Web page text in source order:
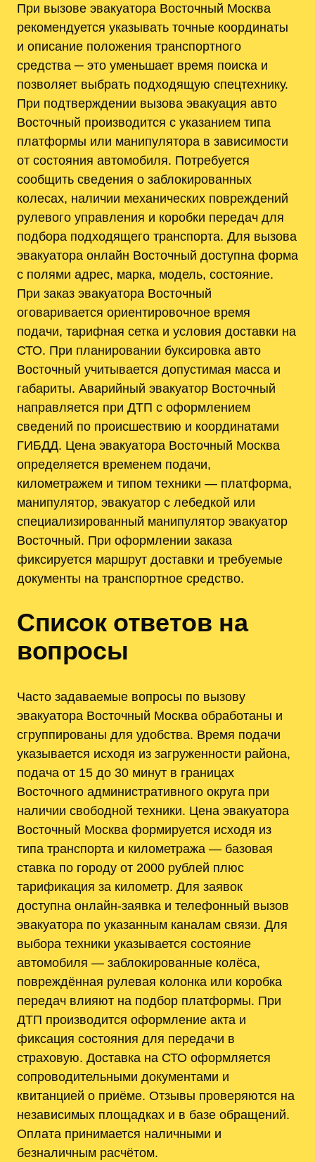
При вызове эвакуатора Восточный Москва
рекомендуется указывать точные координаты
и описание положения транспортного
средства ─ это уменьшает время поиска и
позволяет выбрать подходящую спецтехнику.
При подтверждении вызова эвакуация авто
Восточный производится с указанием типа
платформы или манипулятора в зависимости
от состояния автомобиля. Потребуется
сообщить сведения о заблокированных
колесах, наличии механических повреждений
рулевого управления и коробки передач для
подбора подходящего транспорта. Для вызова
эвакуатора онлайн Восточный доступна форма
с полями адрес, марка, модель, состояние.
При заказ эвакуатора Восточный
оговаривается ориентировочное время
подачи, тарифная сетка и условия доставки на
СТО. При планировании буксировка авто
Восточный учитывается допустимая масса и
габариты. Аварийный эвакуатор Восточный
направляется при ДТП с оформлением
сведений по происшествию и координатами
ГИБДД. Цена эвакуатора Восточный Москва
определяется временем подачи,
километражем и типом техники ― платформа,
манипулятор, эвакуатор с лебедкой или
специализированный манипулятор эвакуатор
Восточный. При оформлении заказа
фиксируется маршрут доставки и требуемые
документы на транспортное средство.
Список ответов на
вопросы
Часто задаваемые вопросы по вызову
эвакуатора Восточный Москва обработаны и
сгруппированы для удобства. Время подачи
указывается исходя из загруженности района,
подача от 15 до 30 минут в границах
Восточного административного округа при
наличии свободной техники. Цена эвакуатора
Восточный Москва формируется исходя из
типа транспорта и километража — базовая
ставка по городу от 2000 рублей плюс
тарификация за километр. Для заявок
доступна онлайн-заявка и телефонный вызов
эвакуатора по указанным каналам связи. Для
выбора техники указывается состояние
автомобиля — заблокированные колёса,
повреждённая рулевая колонка или коробка
передач влияют на подбор платформы. При
ДТП производится оформление акта и
фиксация состояния для передачи в
страховую. Доставка на СТО оформляется
сопроводительными документами и
квитанцией о приёме. Отзывы проверяются на
независимых площадках и в базе обращений.
Оплата принимается наличными и
безналичным расчётом.